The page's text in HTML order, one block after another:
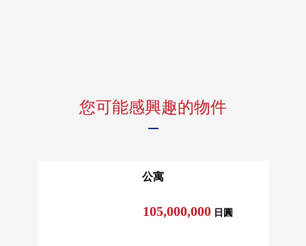
您可能感興趣的物件
公寓
105,000,000 日圓